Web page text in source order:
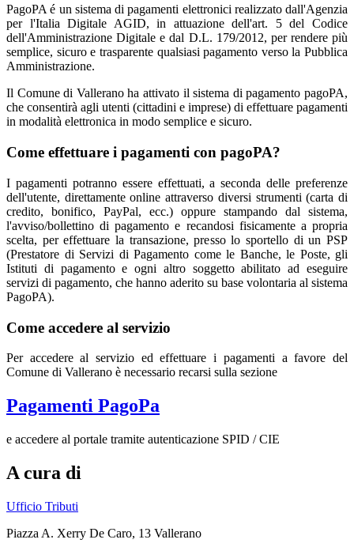
PagoPA é un sistema di pagamenti elettronici realizzato dall'Agenzia
per l'Italia Digitale AGID, in attuazione dell'art. 5 del Codice
dell'Amministrazione Digitale e dal D.L. 179/2012, per rendere più
semplice, sicuro e trasparente qualsiasi pagamento verso la Pubblica
Amministrazione.
Il Comune di Vallerano ha attivato il sistema di pagamento pagoPA,
che consentirà agli utenti (cittadini e imprese) di effettuare pagamenti
in modalità elettronica in modo semplice e sicuro.
Come effettuare i pagamenti con pagoPA?
I pagamenti potranno essere effettuati, a seconda delle preferenze
dell'utente, direttamente online attraverso diversi strumenti (carta di
credito, bonifico, PayPal, ecc.) oppure stampando dal sistema,
l'avviso/bollettino di pagamento e recandosi fisicamente a propria
scelta, per effettuare la transazione, presso lo sportello di un PSP
(Prestatore di Servizi di Pagamento come le Banche, le Poste, gli
Istituti di pagamento e ogni altro soggetto abilitato ad eseguire
servizi di pagamento, che hanno aderito su base volontaria al sistema
PagoPA).
Come accedere al servizio
Per accedere al servizio ed effettuare i pagamenti a favore del
Comune di Vallerano è necessario recarsi sulla sezione
Pagamenti PagoPa
e accedere al portale tramite autenticazione SPID / CIE
A cura di
Ufficio Tributi
Piazza A. Xerry De Caro, 13 Vallerano